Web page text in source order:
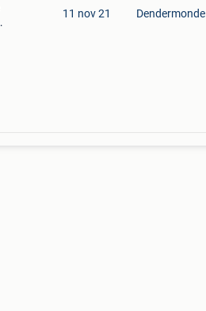
11 nov 21 Dendermonde